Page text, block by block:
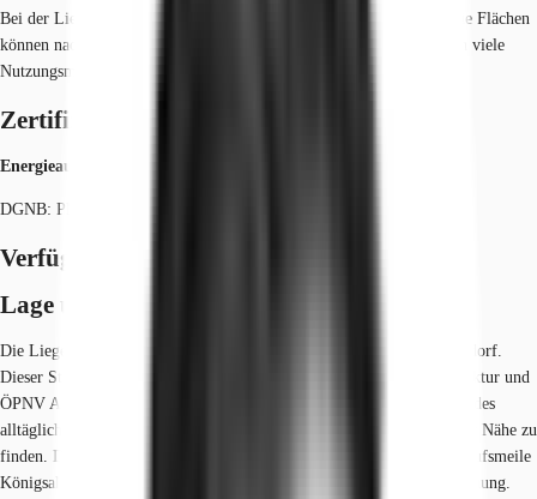
Bei der Liegenschaft handelt es sich um eine Projektentwicklung. Die Flächen
können nach Mieterwunsch noch flexibel gestaltet werden und bieten viele
Nutzungsmöglichkeiten.
Zertifizierungen
Energieausweis
DGNB: Platinum
Verfügbare Fläche
Lage und Verkehrsanbindung
Die Liegenschaft befindet sich in zentraler Innenstadtlage von Düsseldorf.
Dieser Standort zeichnet sich besonders durch eine sehr gute Infrastruktur und
ÖPNV Anbindung aus. Zahlreiche Einkaufsmöglichkeiten, Geschäfte des
alltäglichen Bedarfs sowie Restaurants und Ärzte sind in unmittelbarer Nähe zu
finden. Die Altstadt direkt am Rhein gelegen sowie die beliebte Einkaufsmeile
Königsallee laden zum Verweilen ein und liegen in fußläufiger Entfernung.